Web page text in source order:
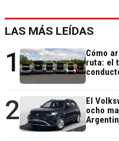
LAS MÁS LEÍDAS
1
Cómo
ruta: el
2
El
ocho